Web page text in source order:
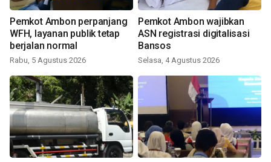
Pemkot Ambon perpanjang
WFH, layanan publik tetap
berjalan normal
Rabu, 5 Agustus 2026
Pemkot Ambon wajibkan
ASN registrasi digitalisasi
Bansos
Selasa, 4 Agustus 2026